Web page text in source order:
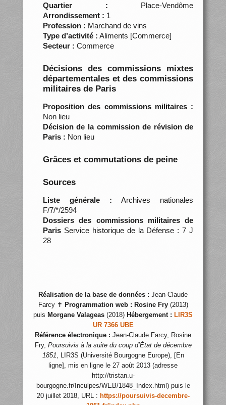
Quartier : Place-Vendôme
Arrondissement : 1
Profession : Marchand de vins
Type d’activité : Aliments [Commerce]
Secteur : Commerce
Décisions des commissions mixtes
départementales et des commissions
militaires de Paris
Proposition des commissions militaires :
Non lieu
Décision de la commission de révision de
Paris : Non lieu
Grâces et commutations de peine
Sources
Liste générale : Archives nationales
F/7/*/2594
Dossiers des commissions militaires de
ParisService historique de la Défense : 7 J
28
Réalisation de la base de données : Jean-Claude
Farcy ✝ Programmation web : Rosine Fry(2013)
puis Morgane Valageas (2018) Hébergement : LIR3S
UR 7366 UBE
Référence électronique : Jean-Claude Farcy, Rosine
Fry, Poursuivis à la suite du coup d’État de décembre
1851, LIR3S (Université Bourgogne Europe), [En
ligne], mis en ligne le 27 août 2013 (adresse
http://tristan.u-
bourgogne.fr/Inculpes/WEB/1848_Index.html) puis le
20 juillet 2018, URL : https://poursuivis-decembre-